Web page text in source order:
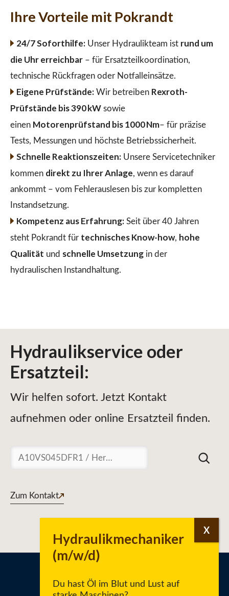
Ihre Vorteile mit Pokrandt
24/7 Soforthilfe:Unser Hydraulikteam ist rund um
die Uhr erreichbar – für Ersatzteilkoordination,
technische Rückfragen oder Notfalleinsätze.
Eigene Prüfstände:Wir betreiben Rexroth-
Prüfstände bis 390 kW sowie
einen Motorenprüfstand bis 1000 Nm– für präzise
Tests, Messungen und höchste Betriebssicherheit.
Schnelle Reaktionszeiten:Unsere Servicetechniker
kommen direkt zu Ihrer Anlage, wenn es darauf
ankommt – vom Fehlerauslesen bis zur kompletten
Instandsetzung.
Kompetenz aus Erfahrung:Seit über 40 Jahren
steht Pokrandt für technisches Know-how, hohe
Qualität und schnelle Umsetzung in der
hydraulischen Instandhaltung.
Hydraulikservice oder
Ersatzteil:
Wir helfen sofort. Jetzt Kontakt
aufnehmen oder online Ersatzteil finden.
Suchen
Zum Kontakt
Du hast Öl im Blut und Lust auf